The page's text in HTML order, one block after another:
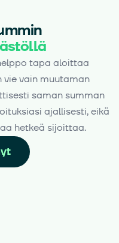
tapa aloittaa
vain muutaman
saman summan
ajallisesti, eikä
hetkeä sijoittaa.